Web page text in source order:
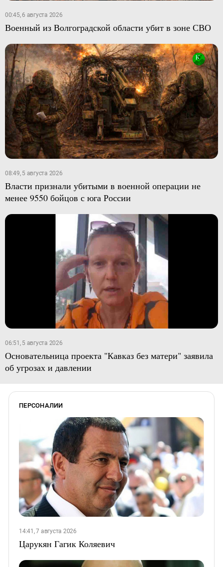
00:45, 6 августа 2026
Военный из Волгоградской области убит в зоне СВО
08:49, 5 августа 2026
Власти признали убитыми в военной операции не
менее 9550 бойцов с юга России
06:51, 5 августа 2026
Основательница проекта "Кавказ без матери" заявила
об угрозах и давлении
ПЕРСОНАЛИИ
14:41, 7 августа 2026
Царукян Гагик Коляевич